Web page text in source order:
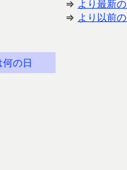
⇒ より最新
⇒ より以前
の日